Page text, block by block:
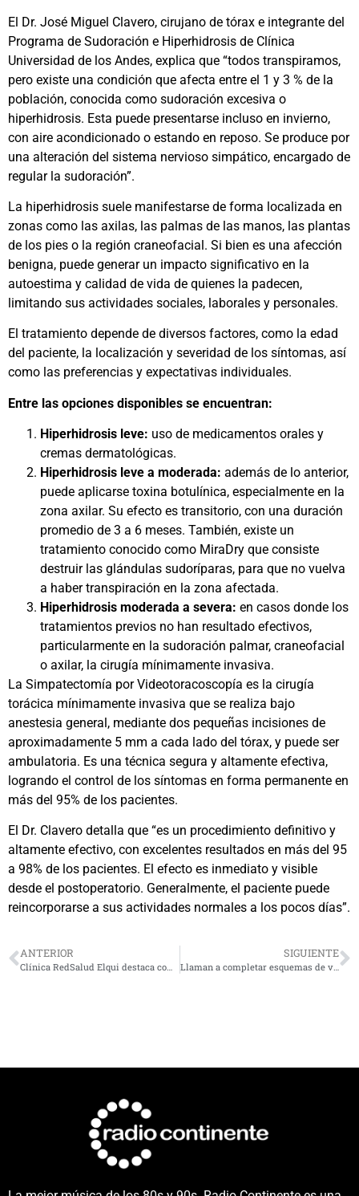
El Dr. José Miguel Clavero, cirujano de tórax e integrante del
Programa de Sudoración e Hiperhidrosis de Clínica
Universidad de los Andes, explica que “todos transpiramos,
pero existe una condición que afecta entre el 1 y 3 % de la
población, conocida como sudoración excesiva o
hiperhidrosis. Esta puede presentarse incluso en invierno,
con aire acondicionado o estando en reposo. Se produce por
una alteración del sistema nervioso simpático, encargado de
regular la sudoración”.
La hiperhidrosis suele manifestarse de forma localizada en
zonas como las axilas, las palmas de las manos, las plantas
de los pies o la región craneofacial. Si bien es una afección
benigna, puede generar un impacto significativo en la
autoestima y calidad de vida de quienes la padecen,
limitando sus actividades sociales, laborales y personales.
El tratamiento depende de diversos factores, como la edad
del paciente, la localización y severidad de los síntomas, así
como las preferencias y expectativas individuales.
Entre las opciones disponibles se encuentran:
Hiperhidrosis leve: uso de medicamentos orales y
cremas dermatológicas.
Hiperhidrosis leve a moderada: además de lo anterior,
puede aplicarse toxina botulínica, especialmente en la
zona axilar. Su efecto es transitorio, con una duración
promedio de 3 a 6 meses. También, existe un
tratamiento conocido como MiraDry que consiste
destruir las glándulas sudoríparas, para que no vuelva
a haber transpiración en la zona afectada.
Hiperhidrosis moderada a severa: en casos donde los
tratamientos previos no han resultado efectivos,
particularmente en la sudoración palmar, craneofacial
o axilar, la cirugía mínimamente invasiva.
La Simpatectomía por Videotoracoscopía es la cirugía
torácica mínimamente invasiva que se realiza bajo
anestesia general, mediante dos pequeñas incisiones de
aproximadamente 5 mm a cada lado del tórax, y puede ser
ambulatoria. Es una técnica segura y altamente efectiva,
logrando el control de los síntomas en forma permanente en
más del 95% de los pacientes.
El Dr. Clavero detalla que “es un procedimiento definitivo y
altamente efectivo, con excelentes resultados en más del 95
a 98% de los pacientes. El efecto es inmediato y visible
desde el postoperatorio. Generalmente, el paciente puede
reincorporarse a sus actividades normales a los pocos días”.
ANTERIOR SIGUIENTE
Llaman a completar esquemas de vacunación contra el Virus Papiloma Humano